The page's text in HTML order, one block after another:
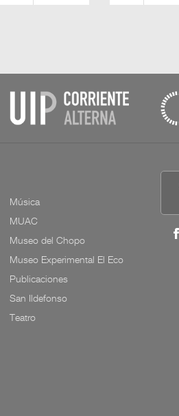
Música
MUAC
Museo del Chopo
Museo Experimental El Eco
Publicaciones
San Ildefonso
Teatro